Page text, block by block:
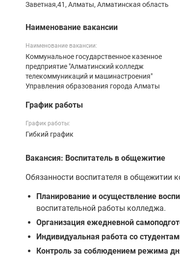
Заветная,41, Алматы, Алматинская область
Наименование вакансии
Наименование вакансии:
Коммунальное государственное казенное
предприятие "Алматинский колледж
телекоммуникаций и машинастроения"
Управления образования города Алматы
График работы
График работы:
Гибкий график
Вакансия: Воспитатель в общежитие
Обязанности воспитателя в общежитии
Планирование и осуществление
воспитательной работы колледжа.
Организация ежедневной
Индивидуальная работа со
Контроль за соблюдением режима